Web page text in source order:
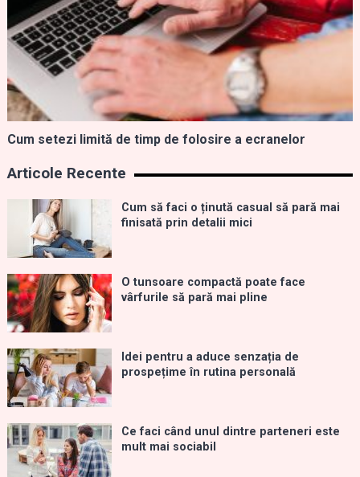
Cum setezi limită de timp de folosire a ecranelor
Articole Recente
Cum să faci o ținută casual să pară mai
finisată prin detalii mici
O tunsoare compactă poate face
vârfurile să pară mai pline
Idei pentru a aduce senzația de
prospețime în rutina personală
Ce faci când unul dintre parteneri este
mult mai sociabil